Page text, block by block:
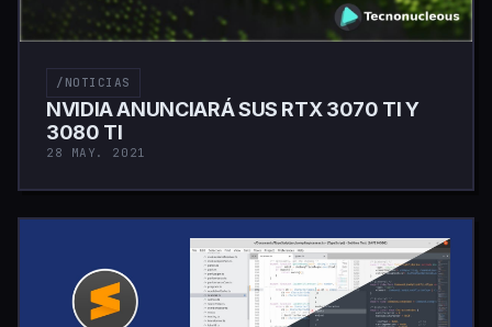
/NOTICIAS
NVIDIA ANUNCIARÁ SUS RTX 3070 TI Y
3080 TI
28 MAY. 2021